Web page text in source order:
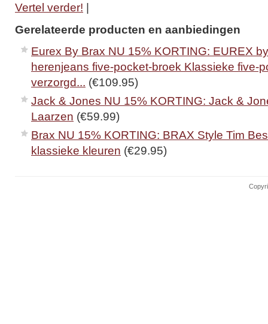
Vertel verder! |
Gerelateerde producten en aanbiedingen
Eurex By Brax NU 15% KORTING: EUREX
herenjeans five-pocket-broek Klassieke five-
verzorgd... (€109.95)
Jack & Jones NU 15% KORTING: Jack &
Laarzen (€59.99)
Brax NU 15% KORTING: BRAX Style Tim
klassieke kleuren (€29.95)